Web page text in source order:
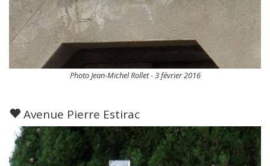
Photo Jean-Michel Rollet - 3 février 2016
Avenue Pierre Estirac